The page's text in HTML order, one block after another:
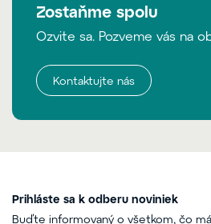
Zostaňme spolu
Ozvite sa. Pozveme vás na
Kontaktujte nás
Prihláste sa k odberu noviniek
Buďte informovaný o všetkom, čo